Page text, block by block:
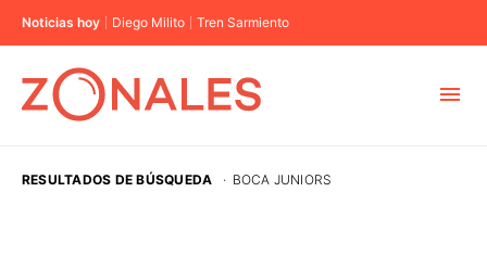
Noticias hoy Diego Milito Tren Sarmiento
RESULTADOS DE BÚSQUEDA · BOCA JUNIORS